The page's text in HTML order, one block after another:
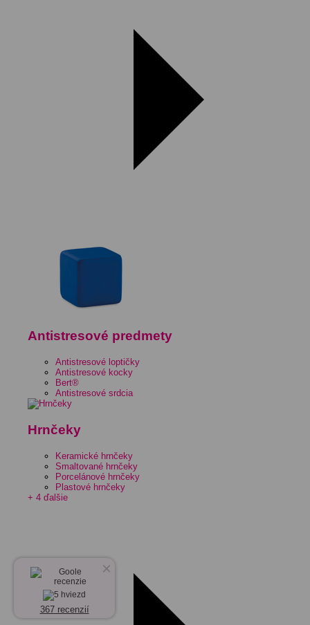
Antistresové predmety
Antistresové loptičky
Antistresové kocky
Bert®
Antistresové srdcia
Hrnčeky
Keramické hrnčeky
Smaltované hrnčeky
Porcelánové hrnčeky
Plastové hrnčeky
+ 4 ďalšie
×
367 recenzií